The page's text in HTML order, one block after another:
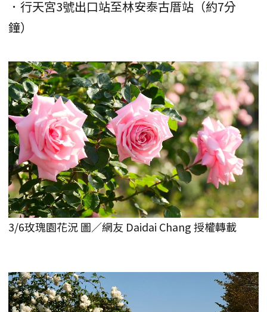
．行天宮3號出口站至林安泰古厝站（約7分
鐘）
3/6玫瑰園花況 圖／網友 Daidai Chang 授權轉載